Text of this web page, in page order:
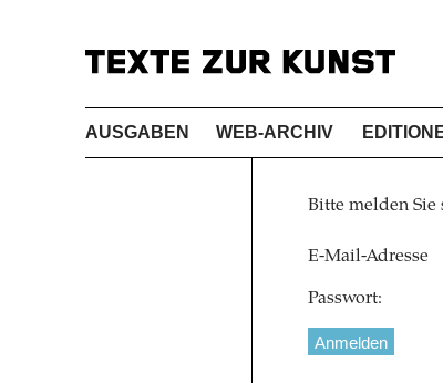
AUSGABEN WEB-ARCHIV
Bitte melden Sie
E-Mail-Adresse
Passwort: